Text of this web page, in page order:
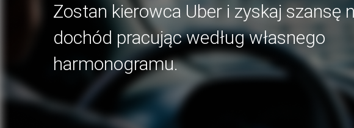
Zostan kierowca Uber i zyskaj szansę
dochód pracując według własnego
harmonogramu.